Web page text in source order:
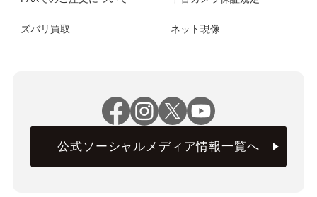
ズバリ買取 ネット現像
公式ソーシャルメディア情報一覧へ